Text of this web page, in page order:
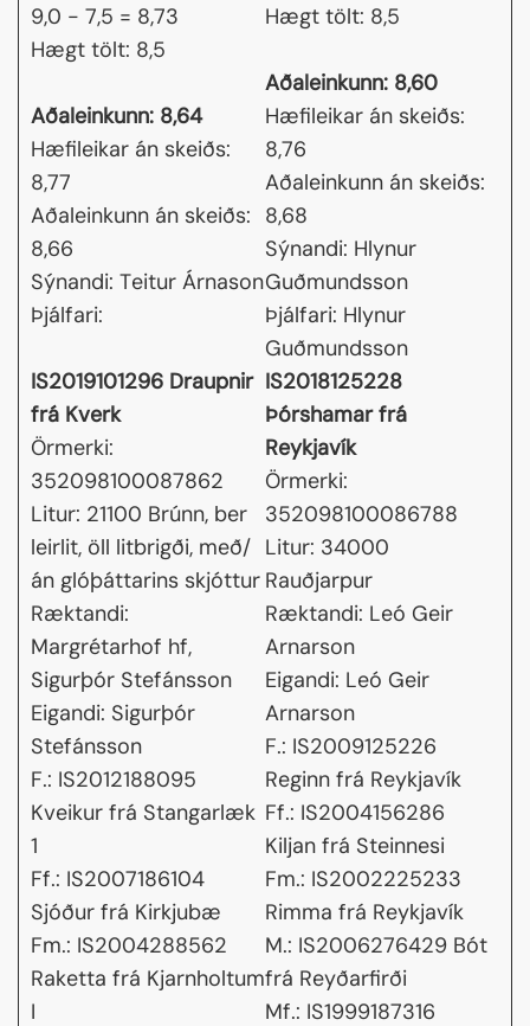
9,0 - 7,5 = 8,73
Hægt tölt: 8,5
Aðaleinkunn: 8,64
Hæfileikar án skeiðs:
8,77
Aðaleinkunn án skeiðs:
8,66
Sýnandi: Teitur Árnason
Þjálfari:
Hægt tölt: 8,5
Aðaleinkunn: 8,60
Hæfileikar án skeiðs:
8,76
Aðaleinkunn án skeiðs:
8,68
Sýnandi: Hlynur
Guðmundsson
Þjálfari: Hlynur
Guðmundsson
IS2019101296 Draupnir
frá Kverk
Örmerki:
352098100087862
Litur: 21100 Brúnn, ber
leirlit, öll litbrigði, með/
án glóþáttarins skjóttur
Ræktandi:
Margrétarhof hf,
Sigurþór Stefánsson
Eigandi: Sigurþór
Stefánsson
F.: IS2012188095
Kveikur frá Stangarlæk
1
Ff.: IS2007186104
Sjóður frá Kirkjubæ
Fm.: IS2004288562
Raketta frá Kjarnholtum
I
IS2018125228
Þórshamar frá
Reykjavík
Örmerki:
352098100086788
Litur: 34000
Rauðjarpur
Ræktandi: Leó Geir
Arnarson
Eigandi: Leó Geir
Arnarson
F.: IS2009125226
Reginn frá Reykjavík
Ff.: IS2004156286
Kiljan frá Steinnesi
Fm.: IS2002225233
Rimma frá Reykjavík
M.: IS2006276429 Bót
frá Reyðarfirði
Mf.: IS1999187316